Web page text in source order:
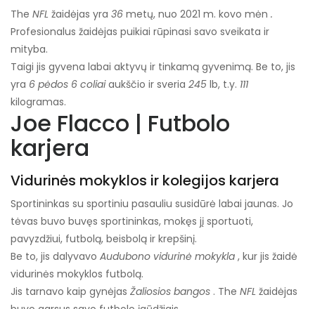
The NFL žaidėjas yra 36 metų, nuo 2021 m. kovo mėn .
Profesionalus žaidėjas puikiai rūpinasi savo sveikata ir
mityba.
Taigi jis gyvena labai aktyvų ir tinkamą gyvenimą. Be to, jis
yra 6 pėdos 6 coliaiaukščio ir sveria 245 lb, t.y. 111
kilogramas.
Joe Flacco | Futbolo
karjera
Vidurinės mokyklos ir kolegijos karjera
Sportininkas su sportiniu pasauliu susidūrė labai jaunas. Jo
tėvas buvo buvęs sportininkas, mokęs jį sportuoti,
pavyzdžiui, futbolą, beisbolą ir krepšinį.
Be to, jis dalyvavo Audubono vidurinė mokykla , kur jis žaidė
vidurinės mokyklos futbolą.
Jis tarnavo kaip gynėjas Žaliosios bangos . The NFL žaidėjas